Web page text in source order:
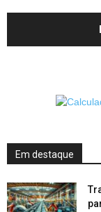
Em destaque